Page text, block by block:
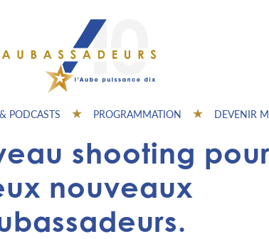
PODCASTS PROGRAMMATION DEVENIR
shooting pour
nouveaux